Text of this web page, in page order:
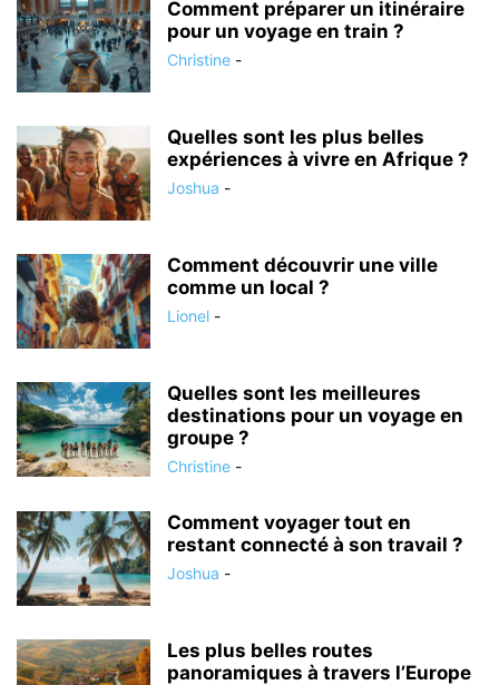
Comment préparer un itinéraire
pour un voyage en train ?
Christine -
Quelles sont les plus belles
expériences à vivre en Afrique ?
Joshua -
Comment découvrir une ville
comme un local ?
Lionel -
Quelles sont les meilleures
destinations pour un voyage en
groupe ?
Christine -
Comment voyager tout en
restant connecté à son travail ?
Joshua -
Les plus belles routes
panoramiques à travers l’Europe